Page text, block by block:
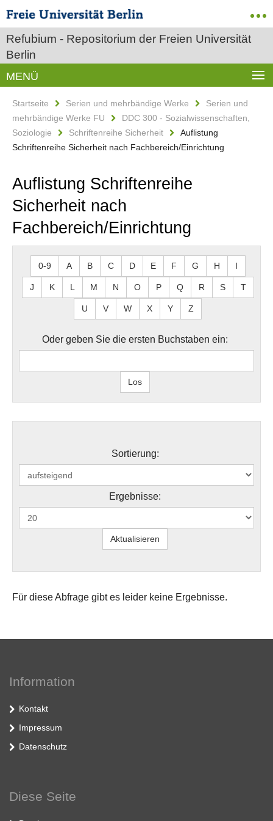
Refubium - Repositorium der Freien Universität
Berlin
MENÜ
Startseite Serien und mehrbändige Werke
Serien und
mehrbändige Werke FU
DDC 300 - Sozialwissenschaften,
Soziologie
Schriftenreihe Sicherheit
Auflistung
Schriftenreihe Sicherheit nach Fachbereich/Einrichtung
Auflistung Schriftenreihe
Sicherheit nach
Fachbereich/Einrichtung
0-9 A B C D E F G H I
J K L M N O P Q R S T
U V W X Y Z
Oder geben Sie die ersten Buchstaben ein:
Sortierung:
Ergebnisse:
Für diese Abfrage gibt es leider keine Ergebnisse.
Information
Kontakt
Impressum
Datenschutz
Diese Seite